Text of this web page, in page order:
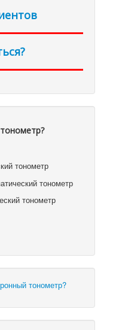
тонометр
тонометр
тонометр
тонометр?